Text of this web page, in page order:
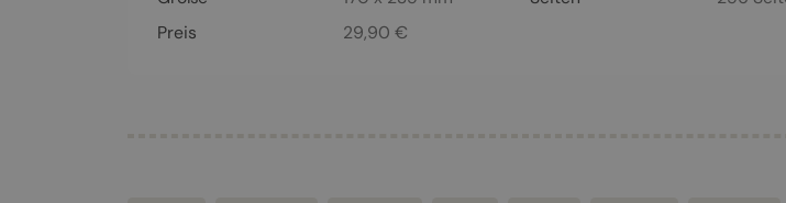
Preis
29,90 €